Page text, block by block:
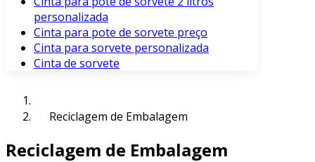
personalizada
Cinta para pote de sorvete preço
Cinta para sorvete personalizada
Cinta de sorvete
Reciclagem de Embalagem
Reciclagem de Embalagem